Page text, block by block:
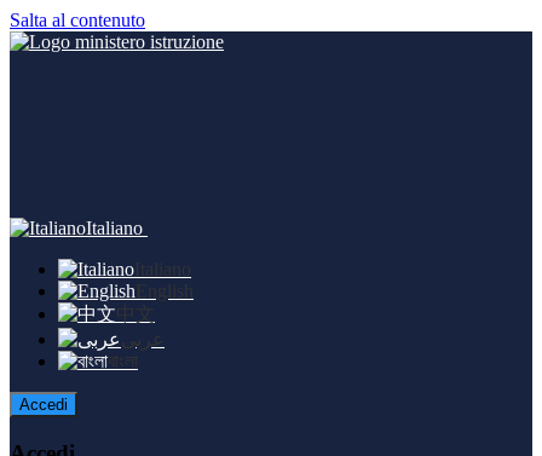
Salta al contenuto
Italiano
Italiano
English
中文
عربى
বাংলা
Accedi